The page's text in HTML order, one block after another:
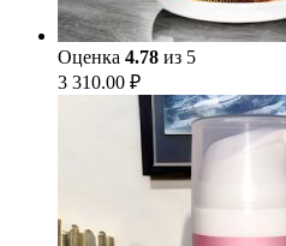
Оценка 4.78 из 5
3 310.00 ₽